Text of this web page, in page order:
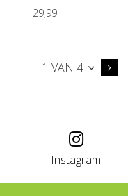
29,99
1 VAN 4
Instagram